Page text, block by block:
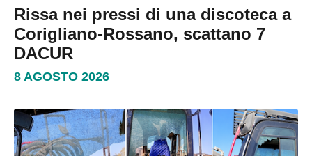
Rissa nei pressi di una discoteca a
Corigliano-Rossano, scattano 7
DACUR
8 AGOSTO 2026